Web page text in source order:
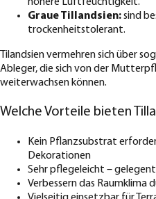
Graue Tillandsien:sind
trockenheitstolerant.
Tilandsien vermehren sich über
Ableger, die sich von der
weiterwachsen können.
Welche Vorteile bieten
Kein Pflanzsubstrat
Dekorationen
Sehr pflegeleicht –
Verbessern das